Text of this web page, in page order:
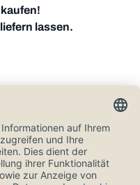
lassen.